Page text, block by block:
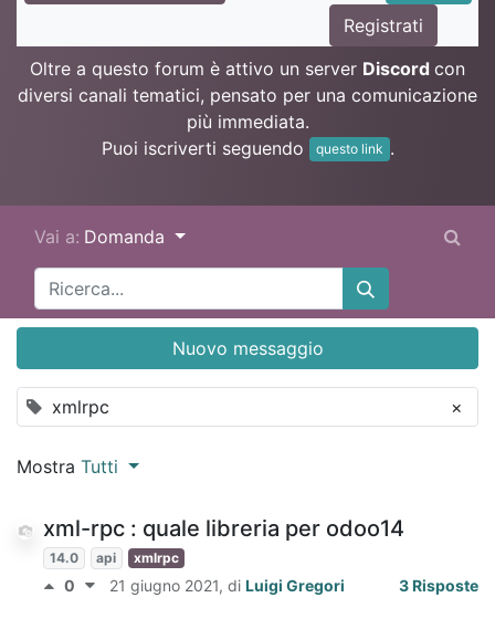
Registrati
Oltre a questo forum è attivo un server Discord con
diversi canali tematici, pensato per una comunicazione
più immediata.
Puoi iscriverti seguendo
questo link .
Vai a: Domanda
xmlrpc ×
Nuovo messaggio
Mostra Tutti
xml-rpc : quale libreria per odoo14
14.0 api xmlrpc
0 21 giugno 2021, di Luigi Gregori 3 Risposte